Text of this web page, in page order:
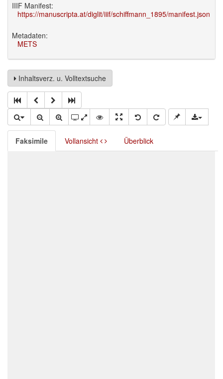
IIIF Manifest:
https://manuscripta.at/diglit/iiif/schiffmann_1895/manifest.json
Metadaten:
METS
Inhaltsverz. u. Volltextsuche
Faksimile Vollansicht Überblick